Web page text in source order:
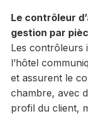
Le contrôleur
gestion par
Les contrôleurs
l’hôtel
et assurent le
chambre, avec
profil du client,